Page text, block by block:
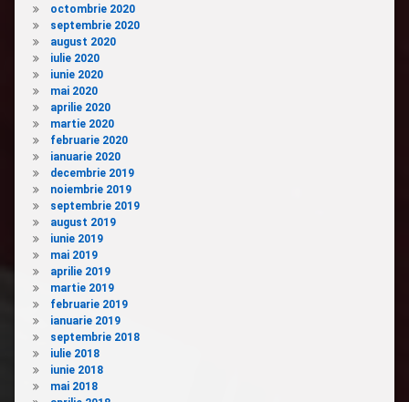
octombrie 2020
septembrie 2020
august 2020
iulie 2020
iunie 2020
mai 2020
aprilie 2020
martie 2020
februarie 2020
ianuarie 2020
decembrie 2019
noiembrie 2019
septembrie 2019
august 2019
iunie 2019
mai 2019
aprilie 2019
martie 2019
februarie 2019
ianuarie 2019
septembrie 2018
iulie 2018
iunie 2018
mai 2018